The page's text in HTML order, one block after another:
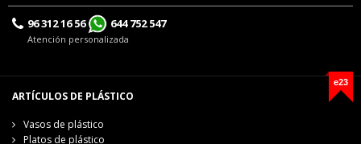
96 312 16 56 644 752 547
Atención personalizada
e23
ARTÍCULOS DE PLÁSTICO
Vasos de plástico
Platos de plástico